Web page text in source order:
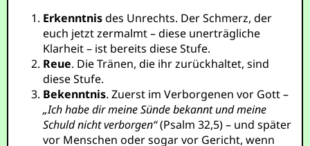
Erkenntnisdes Unrechts. Der Schmerz, der
euch jetzt zermalmt – diese unerträgliche
Klarheit – ist bereits diese Stufe.
Reue. Die Tränen, die ihr zurückhaltet, sind
diese Stufe.
Bekenntnis. Zuerst im Verborgenen vor Gott –
„Ich habe dir meine Sünde bekannt und meine
Schuld nicht verborgen“(Psalm 32,5) – und später
vor Menschen oder sogar vor Gericht, wenn